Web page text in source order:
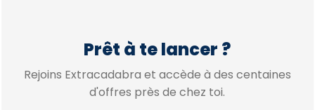
Prêt à te lancer ?
Rejoins Extracadabra et accède à des centaines
d'offres près de chez toi.